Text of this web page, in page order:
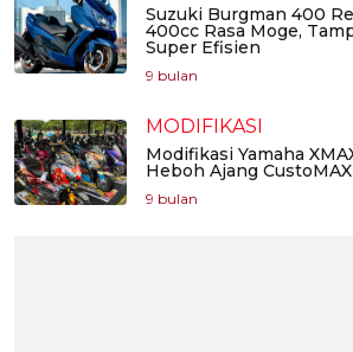
Suzuki Burgman 400
400cc Rasa Moge,
Super Efisien
9 bulan
MODIFIKASI
Modifikasi Yamaha
Heboh Ajang
9 bulan